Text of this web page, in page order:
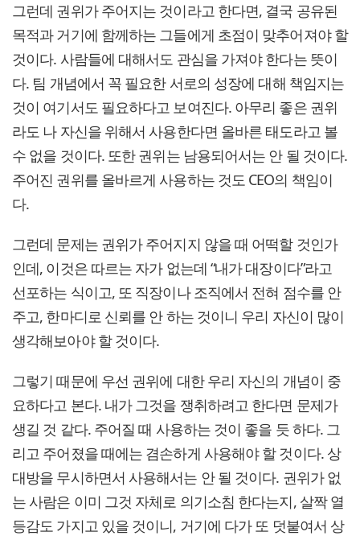
그런데 권위가 주어지는 것이라고 한다면, 결국 공유된
목적과 거기에 함께하는 그들에게 초점이 맞추어져야 할
것이다. 사람들에 대해서도 관심을 가져야 한다는 뜻이
다. 팀 개념에서 꼭 필요한 서로의 성장에 대해 책임지는
것이 여기서도 필요하다고 보여진다. 아무리 좋은 권위
라도 나 자신을 위해서 사용한다면 올바른 태도라고 볼
수 없을 것이다. 또한 권위는 남용되어서는 안 될 것이다.
주어진 권위를 올바르게 사용하는 것도 CEO의 책임이
다.
그런데 문제는 권위가 주어지지 않을 때 어떡할 것인가
인데, 이것은 따르는 자가 없는데 “내가 대장이다”라고
선포하는 식이고, 또 직장이나 조직에서 전혀 점수를 안
주고, 한마디로 신뢰를 안 하는 것이니 우리 자신이 많이
생각해보아야 할 것이다.
그렇기 때문에 우선 권위에 대한 우리 자신의 개념이 중
요하다고 본다. 내가 그것을 쟁취하려고 한다면 문제가
생길 것 같다. 주어질 때 사용하는 것이 좋을 듯 하다. 그
리고 주어졌을 때에는 겸손하게 사용해야 할 것이다. 상
대방을 무시하면서 사용해서는 안 될 것이다. 권위가 없
는 사람은 이미 그것 자체로 의기소침 한다는지, 살짝 열
등감도 가지고 있을 것이니, 거기에 다가 또 덧붙여서 상